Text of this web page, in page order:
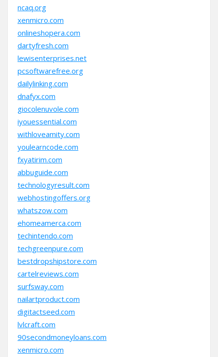
ncaq.org
xenmicro.com
onlineshopera.com
dartyfresh.com
lewisenterprises.net
pcsoftwarefree.org
dailylinking.com
dnafyx.com
giocolenuvole.com
iyouessential.com
withloveamity.com
youlearncode.com
fxyatirim.com
abbuguide.com
technologyresult.com
webhostingoffers.org
whatszow.com
ehomeamerca.com
techintendo.com
techgreenpure.com
bestdropshipstore.com
cartelreviews.com
surfsway.com
nailartproduct.com
digitactseed.com
lvlcraft.com
90secondmoneyloans.com
xenmicro.com